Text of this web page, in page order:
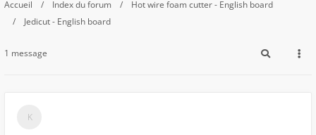
Accueil Index du forum
Hot wire foam cutter - English board
Jedicut - English board
1 message